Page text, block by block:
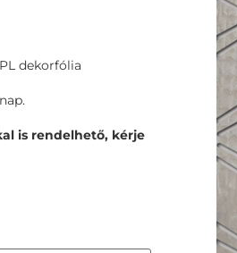
dekorfólia
is rendelhető, kérje